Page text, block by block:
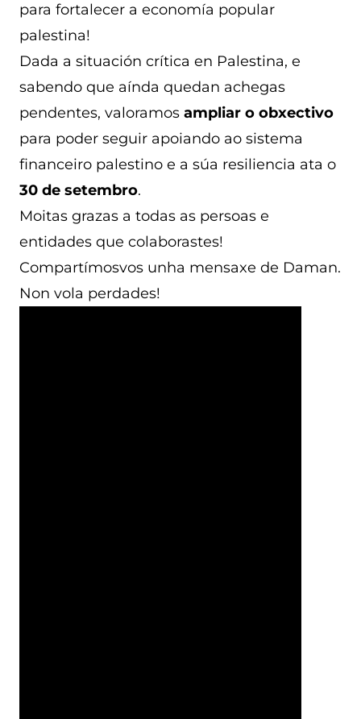
para fortalecer a economía popular
palestina!
Dada a situación crítica en Palestina, e
sabendo que aínda quedan achegas
pendentes, valoramos ampliar o obxectivo
para poder seguir apoiando ao sistema
financeiro palestino e a súa resiliencia ata o
30 de setembro.
Moitas grazas a todas as persoas e
entidades que colaborastes!
Compartímosvos unha mensaxe de Daman.
Non vola perdades!